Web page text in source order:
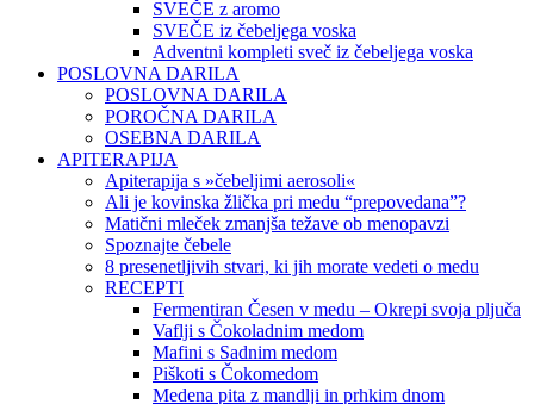
SVEČE z aromo
SVEČE iz čebeljega voska
Adventni kompleti sveč iz čebeljega voska
POSLOVNA DARILA
POSLOVNA DARILA
POROČNA DARILA
OSEBNA DARILA
APITERAPIJA
Apiterapija s »čebeljimi aerosoli«
Ali je kovinska žlička pri medu “prepovedana”?
Matični mleček zmanjša težave ob menopavzi
Spoznajte čebele
8 presenetljivih stvari, ki jih morate vedeti o medu
RECEPTI
Fermentiran Česen v medu – Okrepi svoja pljuča
Vaflji s Čokoladnim medom
Mafini s Sadnim medom
Piškoti s Čokomedom
Medena pita z mandlji in prhkim dnom